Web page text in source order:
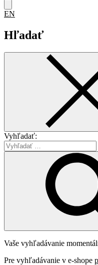
EN
Hľadať
Vyhľadať:
Vaše vyhľadávanie
Pre vyhľadávanie v e-shope